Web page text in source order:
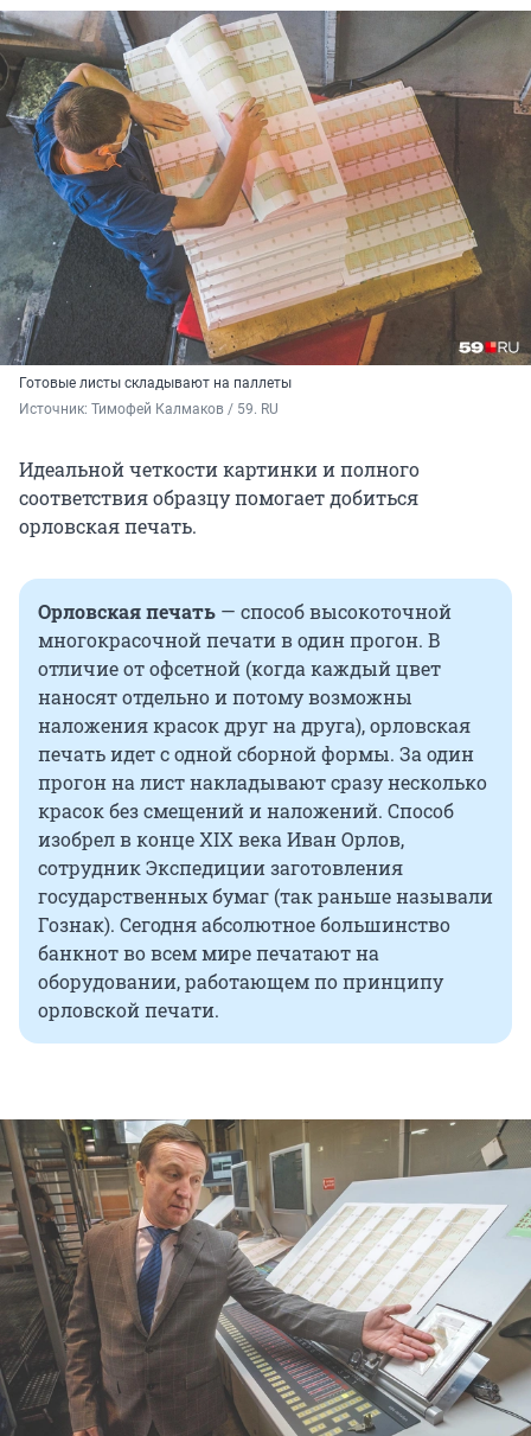
Готовые листы складывают на паллеты
Источник: Тимофей Калмаков / 59. RU
Идеальной четкости картинки и полного
соответствия образцу помогает добиться
орловская печать.
Орловская печать — способ высокоточной
многокрасочной печати в один прогон. В
отличие от офсетной (когда каждый цвет
наносят отдельно и потому возможны
наложения красок друг на друга), орловская
печать идет с одной сборной формы. За один
прогон на лист накладывают сразу несколько
красок без смещений и наложений. Способ
изобрел в конце XIX века Иван Орлов,
сотрудник Экспедиции заготовления
государственных бумаг (так раньше называли
Гознак). Сегодня абсолютное большинство
банкнот во всем мире печатают на
оборудовании, работающем по принципу
орловской печати.